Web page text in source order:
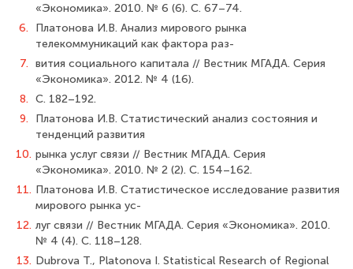
«Экономика». 2010. № 6 (6). C. 67–74.
6.
Платонова И.В. Анализ мирового рынка
телекоммуникаций как фактора раз-
7. вития социального капитала // Вестник МГАДА. Серия
«Экономика». 2012. № 4 (16).
8. C. 182–192.
9.
Платонова И.В. Статистический анализ состояния и
тенденций развития
10. рынка услуг связи // Вестник МГАДА. Серия
«Экономика». 2010. № 2 (2). C. 154–162.
11. Платонова И.В. Статистическое исследование развития
мирового рынка ус-
12. луг связи // Вестник МГАДА. Серия «Экономика». 2010.
№ 4 (4). C. 118–128.
13. Dubrova T., Platonova I. Statistical Research of Regional